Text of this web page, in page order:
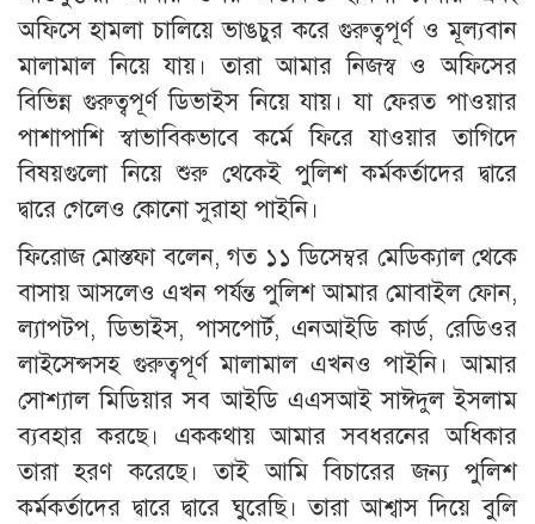
অফিসে হামলা চালিয়ে ভাঙচুর করে গুরুত্বপূর্ণ ও মূল্যবান
মালামাল নিয়ে যায়। তারা আমার নিজস্ব ও অফিসের
বিভিন্ন গুরুত্বপূর্ণ ডিভাইস নিয়ে যায়। যা ফেরত পাওয়ার
পাশাপাশি স্বাভাবিকভাবে কর্মে ফিরে যাওয়ার তাগিদে
বিষয়গুলো নিয়ে শুরু থেকেই পুলিশ কর্মকর্তাদের দ্বারে
দ্বারে গেলেও কোনো সুরাহা পাইনি।
ফিরোজ মোস্তফা বলেন, গত ১১ ডিসেম্বর মেডিক্যাল থেকে
বাসায় আসলেও এখন পর্যন্ত পুলিশ আমার মোবাইল ফোন,
ল্যাপটপ, ডিভাইস, পাসপোর্ট, এনআইডি কার্ড, রেডিওর
লাইসেন্সসহ গুরুত্বপূর্ণ মালামাল এখনও পাইনি। আমার
সোশ্যাল মিডিয়ার সব আইডি এএসআই সাঈদুল ইসলাম
ব্যবহার করছে। এককথায় আমার সবধরনের অধিকার
তারা হরণ করেছে। তাই আমি বিচারের জন্য পুলিশ
কর্মকর্তাদের দ্বারে দ্বারে ঘুরেছি। তারা আশ্বাস দিয়ে বুলি